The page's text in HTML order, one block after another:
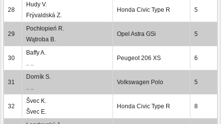
28
Hudy V.
Frývaldská Z.
Honda Civic Type R 5
29
Pochłopień R.
Wątroba B.
Opel Astra GSi 5
30
Baffy A.
.. ..
Peugeot 206 XS 6
31
Dorník S.
.. ..
Volkswagen Polo 5
32
Švec K.
Švec E.
Honda Civic Type R 8